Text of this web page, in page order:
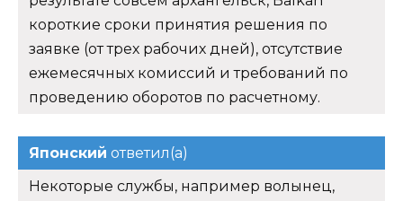
короткие сроки принятия решения по
заявке (от трех рабочих дней), отсутствие
ежемесячных комиссий и требований по
проведению оборотов по расчетному.
Японский ответил(а)
Некоторые службы, например волынец,